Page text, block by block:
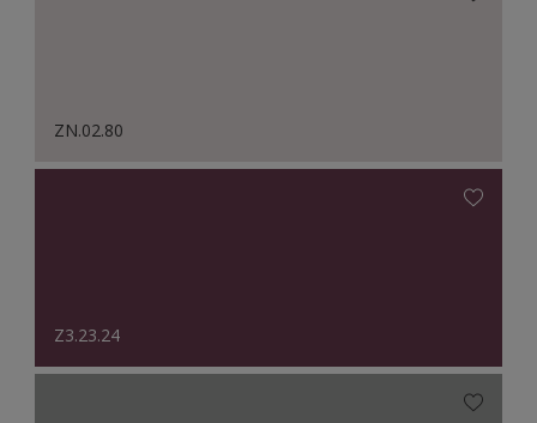
ZN.02.80
Z3.23.24